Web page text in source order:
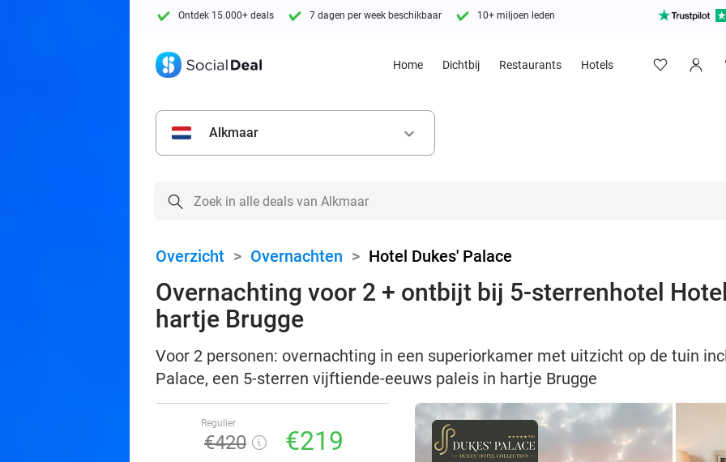
Ontdek 15.000+ deals 7 dagen per week beschikbaar 10+ miljoen leden
Home Dichtbij Restaurants Hotels
Alkmaar keyboard_arrow_down
Overzicht > Overnachten > Hotel Dukes' Palace
Overnachting voor 2 + ontbijt bij 5-sterrenhotel
hartje Brugge
Voor 2 personen: overnachting in een superiorkamer met uitzicht op de tuin
Palace, een 5-sterren vijftiende-eeuws paleis in hartje Brugge
Regulier
€420 €219